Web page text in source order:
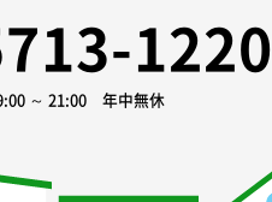
1220
～ 21:00 年中無休